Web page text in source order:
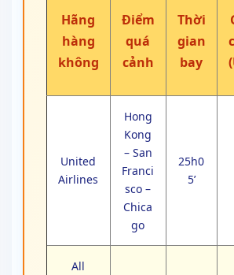
Hãng
hàng
không
Điểm
quá
cảnh
Thời
gian
bay
United
Airlines
Hong
Kong
– San
Franci
sco –
Chica
go
25h0
5’
All